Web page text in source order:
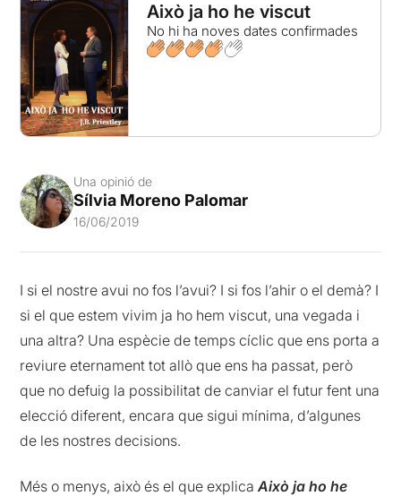
Això ja ho he viscut
No hi ha noves dates confirmades
Una opinió de
Sílvia Moreno Palomar
16/06/2019
I si el nostre avui no fos l’avui? I si fos l’ahir o el demà? I
si el que estem vivim ja ho hem viscut, una vegada i
una altra? Una espècie de temps cíclic que ens porta a
reviure eternament tot allò que ens ha passat, però
que no defuig la possibilitat de canviar el futur fent una
elecció diferent, encara que sigui mínima, d’algunes
de les nostres decisions.
Més o menys, això és el que explicaAixò ja ho he